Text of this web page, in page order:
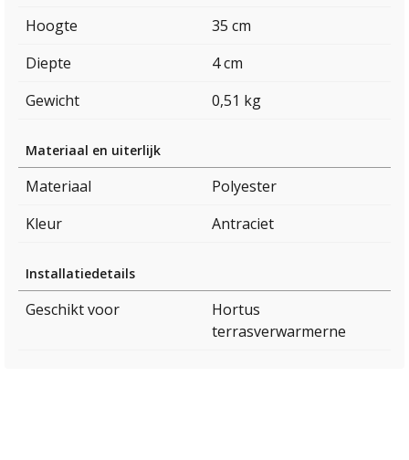
Hoogte
35 cm
Diepte
4 cm
Gewicht
0,51 kg
Materiaal en uiterlijk
Materiaal
Polyester
Kleur
Antraciet
Installatiedetails
Geschikt voor
Hortus
terrasverwarmerne